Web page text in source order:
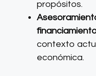
propósitos.
contexto
económica.